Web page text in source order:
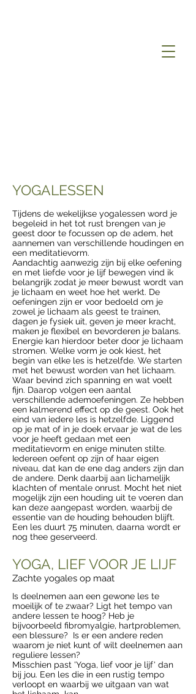
YOGALESSEN
Tijdens de wekelijkse yogalessen word je
begeleid in het tot rust brengen van je
geest door te focussen op de adem, het
aannemen van verschillende houdingen en
een meditatievorm.
Aandachtig aanwezig zijn bij elke oefening
en met liefde voor je lijf bewegen vind ik
belangrijk zodat je meer bewust wordt van
je lichaam en weet hoe het werkt. De
oefeningen zijn er voor bedoeld om je
zowel je lichaam als geest te trainen,
dagen je fysiek uit, geven je meer kracht,
maken je flexibel en bevorderen je balans.
Energie kan hierdoor beter door je lichaam
stromen. Welke vorm je ook kiest, het
begin van elke les is hetzelfde. We starten
met het bewust worden van het lichaam.
Waar bevind zich spanning en wat voelt
fijn. Daarop volgen een aantal
verschillende ademoefeningen. Ze hebben
een kalmerend effect op de geest. Ook het
eind van iedere les is hetzelfde. Liggend
op je mat of in je doek ervaar je wat de les
voor je heeft gedaan met een
meditatievorm en enige minuten stilte.
Iedereen oefent op zijn of haar eigen
niveau, dat kan de ene dag anders zijn dan
de andere. Denk daarbij aan lichamelijk
klachten of mentale onrust. Mocht het niet
mogelijk zijn een houding uit te voeren dan
kan deze aangepast worden, waarbij de
essentie van de houding behouden blijft.
Een les duurt 75 minuten, daarna wordt er
nog thee geserveerd.
YOGA, LIEF VOOR JE LIJF
Zachte yogales op maat
Is deelnemen aan een gewone les te
moeilijk of te zwaar? Ligt het tempo van
andere lessen te hoog? Heb je
bijvoorbeeld fibromyalgie, hartproblemen,
een blessure? Is er een andere reden
waarom je niet kunt of wilt deelnemen aan
reguliere lessen?
Misschien past 'Yoga, lief voor je lijf' dan
bij jou. Een les die in een rustig tempo
verloopt en waarbij we uitgaan van wat